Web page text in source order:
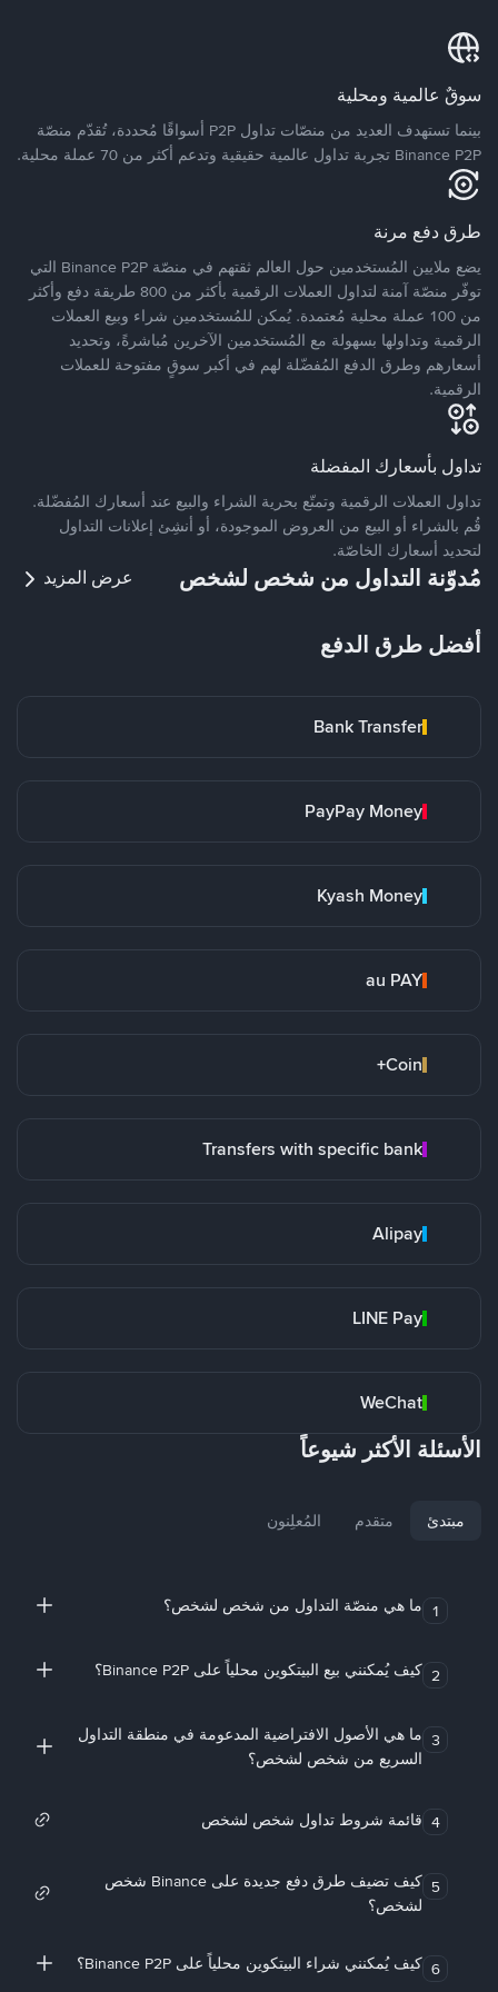
سوقٌ عالمية ومحلية
بينما تستهدف العديد من منصّات تداول P2P أسواقًا مُحددة، تُقدّم منصّة
Binance P2P تجربة تداول عالمية حقيقية وتدعم أكثر من 70 عملة محلية.
طرق دفع مرنة
يضع ملايين المُستخدمين حول العالم ثقتهم في منصّة Binance P2P التي
توفّر منصّة آمنة لتداول العملات الرقمية بأكثر من 800 طريقة دفع وأكثر
من 100 عملة محلية مُعتمدة. يُمكن للمُستخدمين شراء وبيع العملات
الرقمية وتداولها بسهولة مع المُستخدمين الآخرين مُباشرةً، وتحديد
أسعارهم وطرق الدفع المُفضّلة لهم في أكبر سوقٍ مفتوحة للعملات
الرقمية.
تداول بأسعارك المفضلة
تداول العملات الرقمية وتمتّع بحرية الشراء والبيع عند أسعارك المُفضّلة.
قُم بالشراء أو البيع من العروض الموجودة، أو أنشِئ إعلانات التداول
لتحديد أسعارك الخاصّة.
مُدوّنة التداول من شخص لشخص عرض المزيد
أفضل طرق الدفع
Bank Transfer
PayPay Money
Kyash Money
au PAY
Coin+
Transfers with specific bank
Alipay
LINE Pay
WeChat
الأسئلة الأكثر شيوعاً
مبتدئ متقدم المُعلِنون
1 ما هي منصّة التداول من شخص لشخص؟
2 كيف يُمكنني بيع البيتكوين محلياً على Binance P2P؟
3 ما هي الأصول الافتراضية المدعومة في منطقة التداول
السريع من شخص لشخص؟
4 قائمة شروط تداول شخص لشخص
5
كيف تضيف طرق دفع جديدة على Binance شخص
لشخص؟
6 كيف يُمكنني شراء البيتكوين محلياً على Binance P2P؟